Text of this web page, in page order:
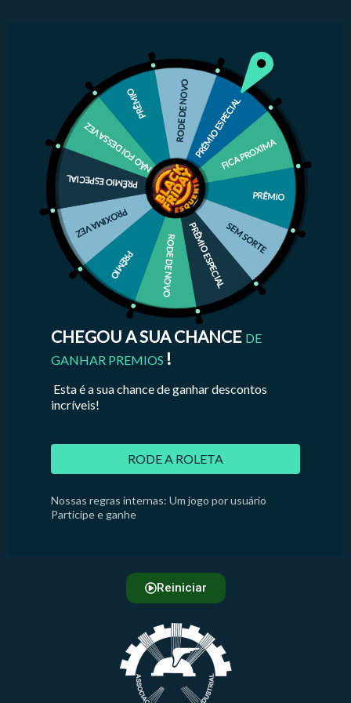
PRÊMIO ESPECIALFICA PROXIMA
PRÊMIO
SEM SORTE
PRÊMIO ESPECIAL
RODE DE NOVO
PRÊMIO
PROXIMA VEZ
PRÊMIO ESPECIAL
NÃO FOI DESSA VEZ
PRÊMIO RODE DE NOVO
CHEGOU A SUA CHANCE DE
GANHAR PREMIOS !
Esta é a sua chance de ganhar descontos
incríveis!
RODE A ROLETA
Nossas regras internas: Um jogo por usuário
Participe e ganhe
Reiniciar